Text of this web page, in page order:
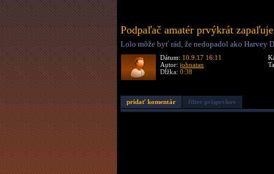
Podpaľač amatér prvýkrát
Lolo môže byť rád, že nedopadol ako Harvey
Dátum: 10.9.17 16:11
Autor: johnatan
Dĺžka: 0:38
pridať komentár filter príspevkov